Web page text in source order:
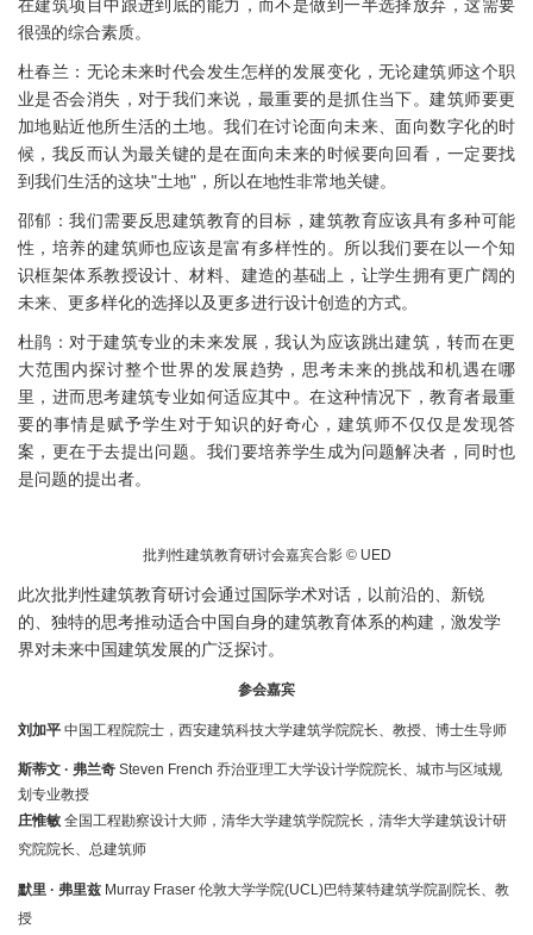
在建筑项目中跟进到底的能力，而不是做到一半选择放弃，这需要
很强的综合素质。
杜春兰：无论未来时代会发生怎样的发展变化，无论建筑师这个职
业是否会消失，对于我们来说，最重要的是抓住当下。建筑师要更
加地贴近他所生活的土地。我们在讨论面向未来、面向数字化的时
候，我反而认为最关键的是在面向未来的时候要向回看，一定要找
到我们生活的这块"土地"，所以在地性非常地关键。
邵郁：我们需要反思建筑教育的目标，建筑教育应该具有多种可能
性，培养的建筑师也应该是富有多样性的。所以我们要在以一个知
识框架体系教授设计、材料、建造的基础上，让学生拥有更广阔的
未来、更多样化的选择以及更多进行设计创造的方式。
杜鹃：对于建筑专业的未来发展，我认为应该跳出建筑，转而在更
大范围内探讨整个世界的发展趋势，思考未来的挑战和机遇在哪
里，进而思考建筑专业如何适应其中。在这种情况下，教育者最重
要的事情是赋予学生对于知识的好奇心，建筑师不仅仅是发现答
案，更在于去提出问题。我们要培养学生成为问题解决者，同时也
是问题的提出者。
批判性建筑教育研讨会嘉宾合影 © UED
此次批判性建筑教育研讨会通过国际学术对话，以前沿的、新锐
的、独特的思考推动适合中国自身的建筑教育体系的构建，激发学
界对未来中国建筑发展的广泛探讨。
参会嘉宾
刘加平 中国工程院院士，西安建筑科技大学建筑学院院长、教授、博士生导师
斯蒂文 · 弗兰奇 Steven French 乔治亚理工大学设计学院院长、城市与区域规
划专业教授
庄惟敏 全国工程勘察设计大师，清华大学建筑学院院长，清华大学建筑设计研
究院院长、总建筑师
默里 · 弗里兹 Murray Fraser 伦敦大学学院(UCL)巴特莱特建筑学院副院长、教
授